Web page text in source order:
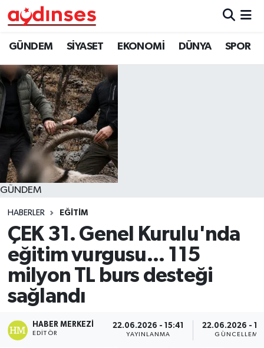
GÜNDEM SİYASET EKONOMİ DÜNYA SPOR
GÜNDEM
HABERLER EĞİTİM
ÇEK 31. Genel Kurulu'nda
eğitim vurgusu... 115
milyon TL burs desteği
sağlandı
HABER MERKEZI
EDITÖR
22.06.2026 - 15:41
YAYINLANMA
22.06.2026 -
GÜNCELLEME
GÜNDEM
SİYASET
EKONOMİ
DÜNYA
SPOR
MAGAZİN
YAŞAM
Nöbetçi Eczaneler
Hava Durumu
Aydin Namaz Vakitleri
Trafik Durumu
Süper Lig Puan Durumu ve Fikstür
Tüm Manşetler
Son Dakika Haberleri
Haber Arşivi